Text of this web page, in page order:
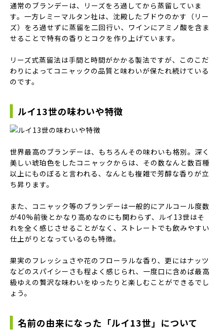
通常のブランデーは、リーズをろ過してから蒸留していま
す。一方レミーマルタン社は、沈殿したブドウのかす（リー
ズ）をろ過せずに蒸留を二回行い、ワインにアミノ酸を含ま
せることで特有の香りとコクを作り上げています。
リーズ式蒸留法は手間と時間がかかる製法ですが、このこだ
わりによってコニャックの品質と味わいが保たれ続けている
のです。
ルイ13世の味わいや特徴
世界最高のブランデーは、もちろんその味わいも格別。深く
美しい琥珀色をしたコニャックからは、その数なんと数百種
以上にものぼると言われる、なんとも複雑で芳醇な香りが立
ち昇ります。
また、コニャック等のブランデーは一般的にアルコール度数
が40%前後とかなり高めなのにも関わらず、ルイ13世はそ
れを全く感じさせることがなく、ストレートでも飲みやすい
仕上がりとなっているのも特徴。
果実のフレッシュさや花のフローラルな香り、更にはナッツ
などのスパイシーさも程よく感じられ、一度口に含めば最高
級ゆえの贅沢な味わいをゆったりと楽しむことができるでし
ょう。
名前の由来になった「ルイ13世」について